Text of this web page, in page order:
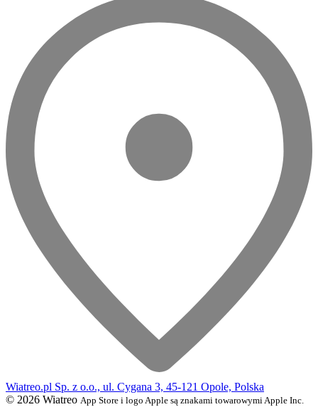
Wiatreo.pl Sp. z o.o., ul. Cygana 3, 45-121 Opole, Polska
© 2026 Wiatreo App Store i logo Apple są znakami towarowymi Apple Inc.